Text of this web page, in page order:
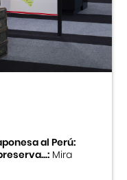
al Perú:
Mira